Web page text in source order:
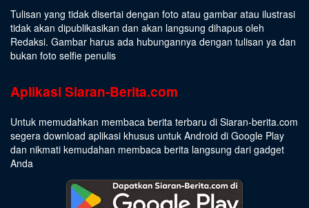
Tulisan yang tidak disertai dengan foto atau gambar atau ilustrasi
tidak akan dipublikasikan dan akan langsung dihapus oleh
Redaksi. Gambar harus ada hubungannya dengan tulisan ya dan
bukan foto selfie penulis
Aplikasi Siaran-Berita.com
Untuk memudahkan membaca berita terbaru di Siaran-berita.com
segera download aplikasi khusus untuk Android di Google Play
dan nikmati kemudahan membaca berita langsung dari gadget
Anda